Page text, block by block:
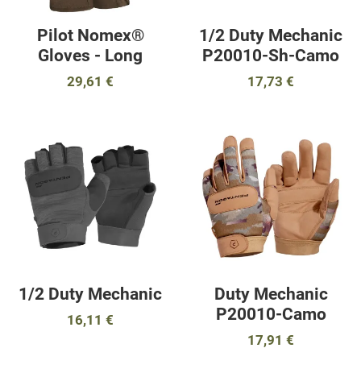
Pilot Nomex®
Gloves - Long
29,61 €
1/2 Duty Mechanic
P20010-Sh-Camo
17,73 €
Προσθήκη στα αγαπημένα
Προσθήκη για σύγκριση
Γρήγορη ματιά
1/2 Duty Mechanic
16,11 €
Duty Mechanic
P20010-Camo
17,91 €